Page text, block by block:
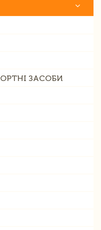
ЗАСОБИ